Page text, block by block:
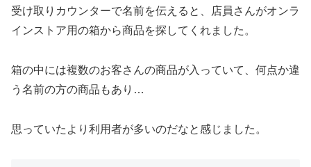
受け取りカウンターで名前を伝えると、店員さんがオンラ
インストア用の箱から商品を探してくれました。
箱の中には複数のお客さんの商品が入っていて、何点か違
う名前の方の商品もあり…
思っていたより利用者が多いのだなと感じました。